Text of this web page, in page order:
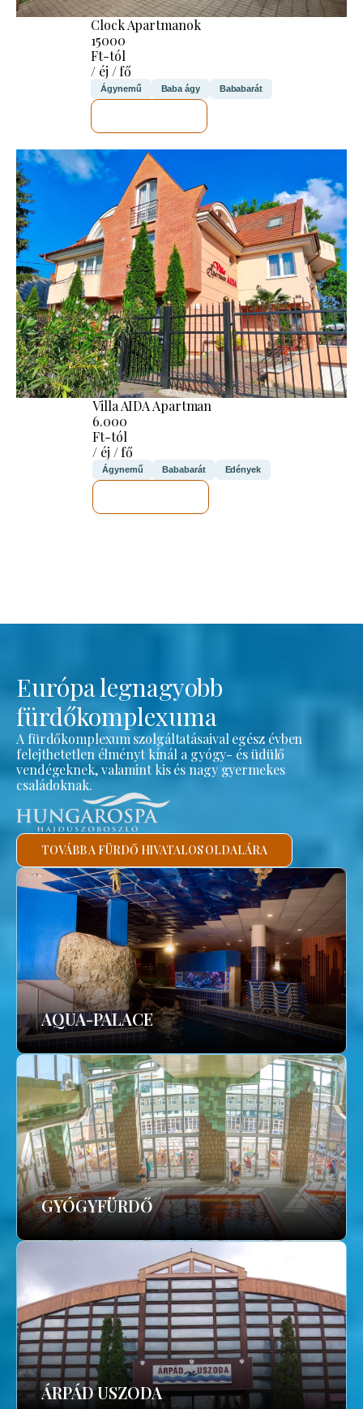
Clock Apartmanok
15000
Ft-tól
/ éj / fő
Ágynemű Baba ágy Bababarát
Villa AIDA Apartman
6.000
Ft-tól
/ éj / fő
Ágynemű Bababarát Edények
Európa legnagyobb
fürdőkomplexuma
A fürdőkomplexum szolgáltatásaival egész évben
felejthetetlen élményt kínál a gyógy- és üdülő
vendégeknek, valamint kis és nagy gyermekes
családoknak.
TOVÁBB A FÜRDŐ HIVATALOS OLDALÁRA
AQUA-PALACE
GYÓGYFÜRDŐ
ÁRPÁD USZODA